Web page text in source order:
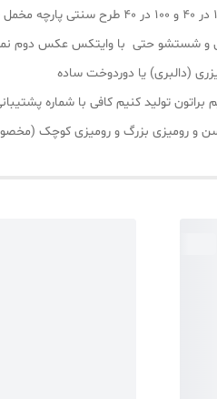
و شستشو حتی با وایتکس عکس دوم
(دالبری) یا دوردوخت ساده
کنیم کافی با شماره پشتیبانی ۰۹۱۰۲۰۷۹۵۰۸ تماس
و رومیزی بزرگ و رومیزی کوچک